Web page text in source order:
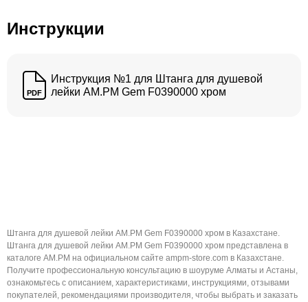
Инструкции
PDF
Инструкция №1 для Штанга для душевой
лейки AM.PM Gem F0390000 хром
Штанга для душевой лейки AM.PM Gem F0390000 хром в Казахстане.
Штанга для душевой лейки AM.PM Gem F0390000 хром представлена в
каталоге AM.PM на официальном сайте ampm-store.com в Казахстане.
Получите профессиональную консультацию в шоуруме Алматы и Астаны,
ознакомьтесь с описанием, характеристиками, инструкциями, отзывами
покупателей, рекомендациями производителя, чтобы выбрать и заказать